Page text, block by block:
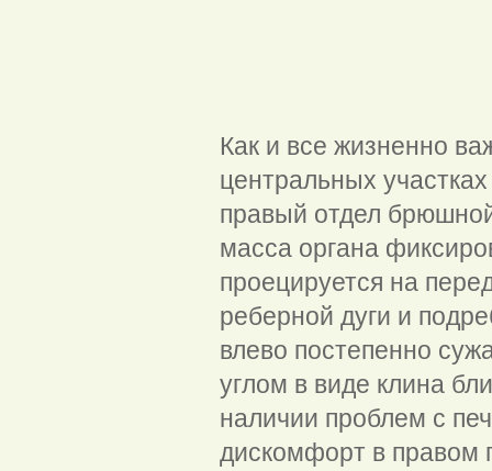
Как и все жизненно
центральных
правый отдел
масса органа
проецируется на
реберной дуги и
влево постепенно
углом в виде клина
наличии проблем с
дискомфорт в правом